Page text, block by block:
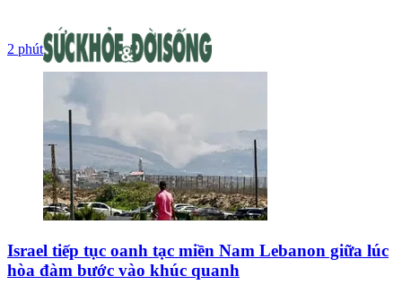
2 phút
Israel tiếp tục oanh tạc miền Nam Lebanon giữa lúc
hòa đàm bước vào khúc quanh